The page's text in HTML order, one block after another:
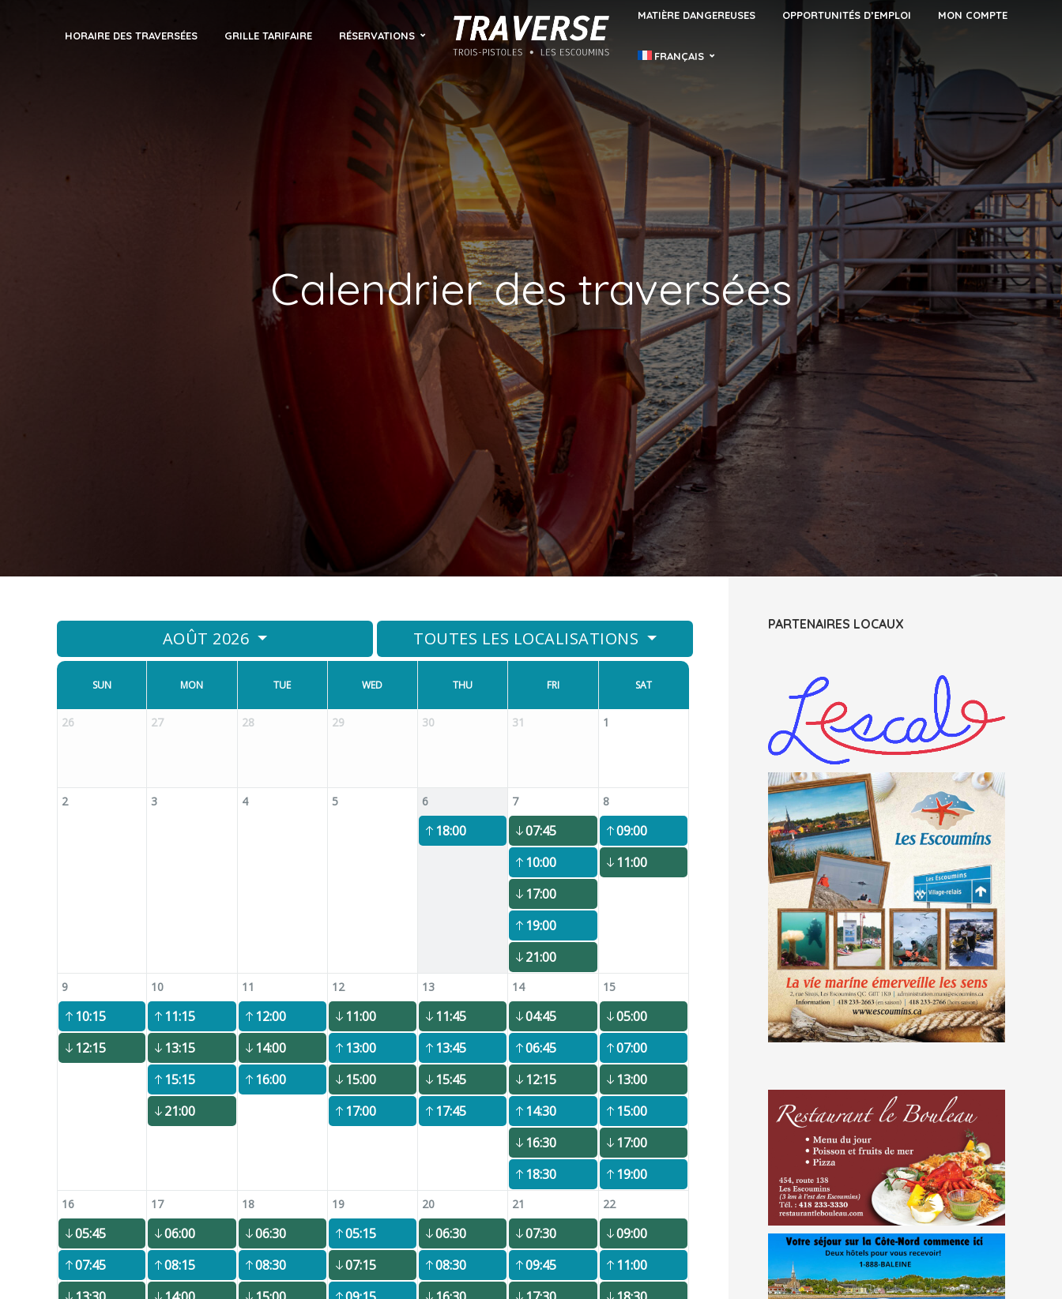
HORAIRE DES TRAVERSÉES GRILLE TARIFAIRE RÉSERVATIONS
MATIÈRE DANGEREUSES OPPORTUNITÉS D’EMPLOI MON COMPTE
FRANÇAIS
Calendrier des traversées
AOÛT 2026 TOUTES LES LOCALISATIONS
SUN MON TUE WED THU FRI SAT
26 27 28 29 30 31 1
2 3 4 5 6
18:00
7
07:45
10:00
17:00
19:00
21:00
8
09:00
11:00
9
10:15
12:15
10
11:15
13:15
15:15
21:00
11
12:00
14:00
16:00
12
11:00
13:00
15:00
17:00
13
11:45
13:45
15:45
17:45
14
04:45
06:45
12:15
14:30
16:30
18:30
15
05:00
07:00
13:00
15:00
17:00
19:00
16
05:45
07:45
17
06:00
08:15
18
06:30
08:30
19
05:15
07:15
20
06:30
08:30
21
07:30
09:45
22
09:00
11:00
PARTENAIRES LOCAUX